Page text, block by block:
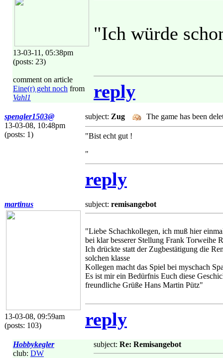
13-03-11, 05:38pm
(posts: 23)
comment on article
Eine(r) geht noch from
Vahl1
"Ich würde
reply
spengler1503@
13-03-08, 10:48pm
(posts: 1)
subject: Zug The game has been
"Bist echt gut !
"
reply
martinus
13-03-08, 09:59am
(posts: 103)
subject: remisangebot
"Liebe Schachkollegen, ich muß hier
bei klar besserer Stellung Frank Torweihe
Ich drückte statt der Zugbestätigung die
solchen klasse
Kollegen macht das Spiel bei myschach
Es ist mir ein Bedürfnis Euch diese
freundliche Grüße Hans Martin Pütz"
reply
Hobbykegler
club: DW
subject: Re: Remisangebot